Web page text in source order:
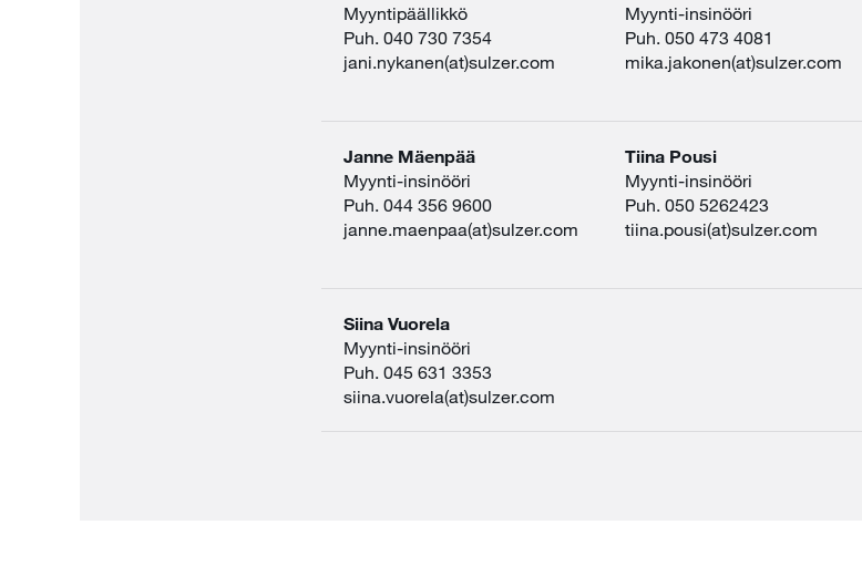
Myyntipäällikkö
Puh. 040 730 7354
jani.nykanen(at)sulzer.com
Myynti-insinööri
Puh. 050 473 4081
mika.jakonen(at)sulzer.com
Janne Mäenpää
Myynti-insinööri
Puh. 044 356 9600
janne.maenpaa(at)sulzer.com
Tiina Pousi
Myynti-insinööri
Puh. 050 5262423
tiina.pousi(at)sulzer.com
Siina Vuorela
Myynti-insinööri
Puh. 045 631 3353
siina.vuorela(at)sulzer.com